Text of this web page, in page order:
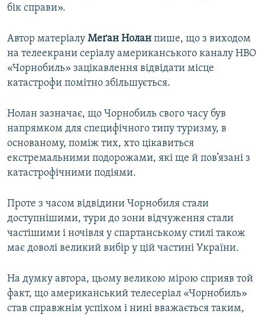
бік справи».
Автор матеріалу Меґан Нолан пише, що з виходом
на телеекрани серіалу американського каналу НВО
«Чорнобиль» зацікавлення відвідати місце
катастрофи помітно збільшується.
Нолан зазначає, що Чорнобиль свого часу був
напрямком для специфічного типу туризму, в
основаному, поміж тих, хто цікавиться
екстремальними подорожами, які ще й пов’язані з
катастрофічними подіями.
Проте з часом відвідини Чорнобиля стали
доступнішими, тури до зони відчуження стали
частішими і ночівля у спартанському стилі також
має доволі великий вибір у цій частині України.
На думку автора, цьому великою мірою сприяв той
факт, що американський телесеріал «Чорнобиль»
став справжнім успіхом і нині вважається таким,